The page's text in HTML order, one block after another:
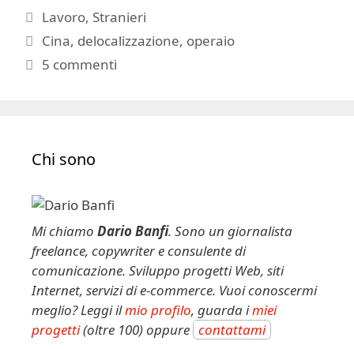
Categorie
Lavoro, Stranieri
Tag
Cina, delocalizzazione, operaio
5 commenti
Chi sono
Mi chiamo Dario Banfi. Sono un giornalista
freelance, copywriter e consulente di
comunicazione. Sviluppo progetti Web, siti
Internet, servizi di e-commerce. Vuoi conoscermi
meglio? Leggi ilmio profilo, guarda imiei
progetti(oltre 100) oppure contattami